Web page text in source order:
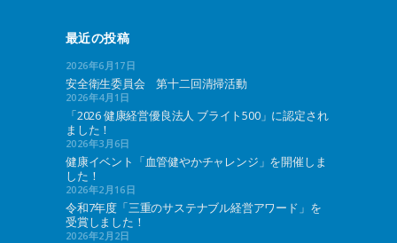
最近の投稿
2026年6月17日
安全衛生委員会 第十二回清掃活動
2026年4月1日
「2026 健康経営優良法人 ブライト500」に認定され
ました！
2026年3月6日
健康イベント「血管健やかチャレンジ」を開催しま
した！
2026年2月16日
令和7年度「三重のサステナブル経営アワード」を
受賞しました！
2026年2月2日